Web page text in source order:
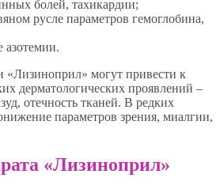
болей, тахикардии;
русле параметров гемоглобина,
азотемии.
«Лизиноприл» могут привести к
дерматологических проявлений –
отечность тканей. В редких
параметров зрения, миалгии,
«Лизиноприл»